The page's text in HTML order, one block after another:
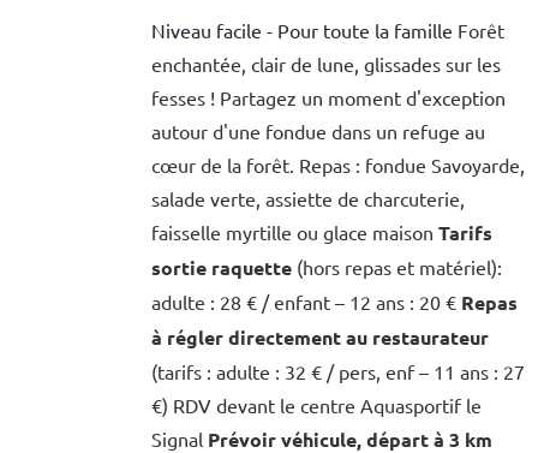
Niveau facile - Pour toute la famille Forêt
enchantée, clair de lune, glissades sur les
fesses ! Partagez un moment d'exception
autour d'une fondue dans un refuge au
cœur de la forêt. Repas : fondue Savoyarde,
salade verte, assiette de charcuterie,
faisselle myrtille ou glace maison Tarifs
sortie raquette (hors repas et matériel):
adulte : 28 € / enfant – 12 ans : 20 € Repas
à régler directement au restaurateur
(tarifs : adulte : 32 € / pers, enf – 11 ans : 27
€) RDV devant le centre Aquasportif le
Signal Prévoir véhicule, départ à 3 km